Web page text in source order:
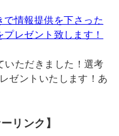
で情報提供を下さった
レゼント致します！
いただきました！選考
ゼントいたします！あ
リンク】